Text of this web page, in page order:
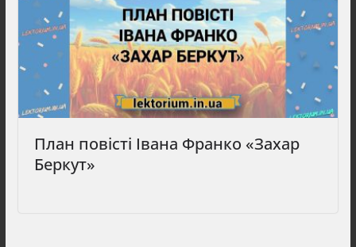
План повісті Івана Франко «Захар
Беркут»